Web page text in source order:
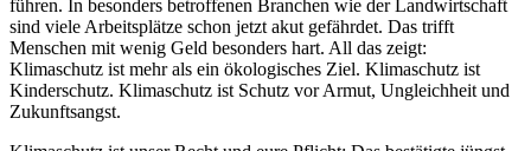
führen. In besonders betroffenen Branchen wie der Landwirtschaft
sind viele Arbeitsplätze schon jetzt akut gefährdet. Das trifft
Menschen mit wenig Geld besonders hart. All das zeigt:
Klimaschutz ist mehr als ein ökologisches Ziel. Klimaschutz ist
Kinderschutz. Klimaschutz ist Schutz vor Armut, Ungleichheit und
Zukunftsangst.